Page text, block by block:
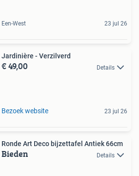
Een-West 23 jul 26
Jardinière - Verzilverd
€ 49,00 Details
Bezoek website 23 jul 26
Ronde Art Deco bijzettafel Antiek 66cm
Bieden Details